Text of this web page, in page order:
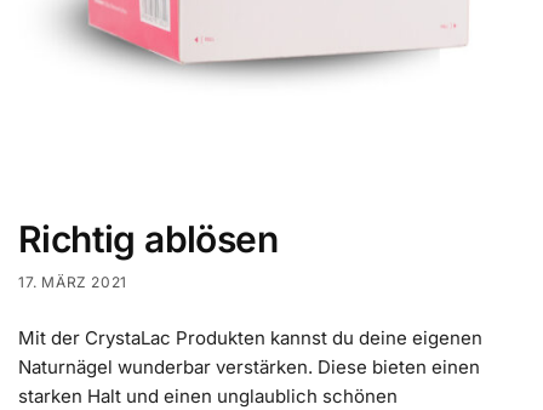
Richtig ablösen
17. MÄRZ 2021
Mit der CrystaLac Produkten kannst du deine eigenen
Naturnägel wunderbar verstärken. Diese bieten einen
starken Halt und einen unglaublich schönen